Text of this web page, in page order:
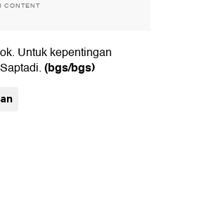
CONTENT
Untuk kepentingan
(bgs/bgs)